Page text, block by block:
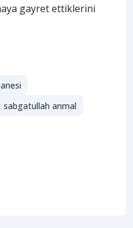
gayret ettiklerini
sabgatullah anmal